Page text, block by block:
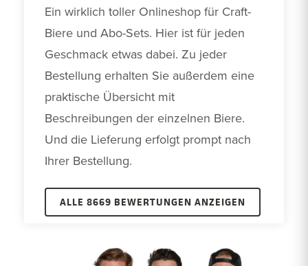
Ein wirklich toller Onlineshop für Craft-
Biere und Abo-Sets. Hier ist für jeden
Geschmack etwas dabei. Zu jeder
Bestellung erhalten Sie außerdem eine
praktische Übersicht mit
Beschreibungen der einzelnen Biere.
Und die Lieferung erfolgt prompt nach
Ihrer Bestellung.
ALLE 8669 BEWERTUNGEN ANZEIGEN